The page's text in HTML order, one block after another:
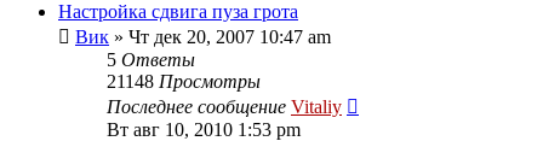
Настройка сдвига пуза грота
Вик » Чт дек 20, 2007 10:47 am
5 Ответы
21148 Просмотры
Последнее сообщение Vitaliy
Вт авг 10, 2010 1:53 pm